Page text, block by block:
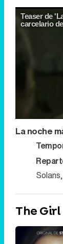
Teaser de
carcelario
La noche
Solans,
The